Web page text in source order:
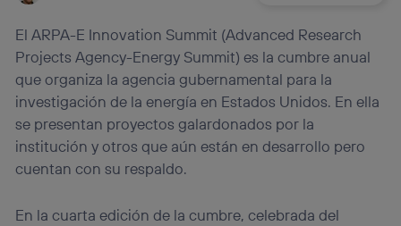
El ARPA-E Innovation Summit (Advanced Research
Projects Agency-Energy Summit) es la cumbre anual
que organiza la agencia gubernamental para la
investigación de la energía en Estados Unidos. En ella
se presentan proyectos galardonados por la
institución y otros que aún están en desarrollo pero
cuentan con su respaldo.
En la cuarta edición de la cumbre, celebrada del